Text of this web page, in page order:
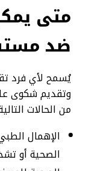
متى
ضد
يُسمح لأي فرد
وتقديم شكوى
من الحالات
الإهمال
الصحية أو